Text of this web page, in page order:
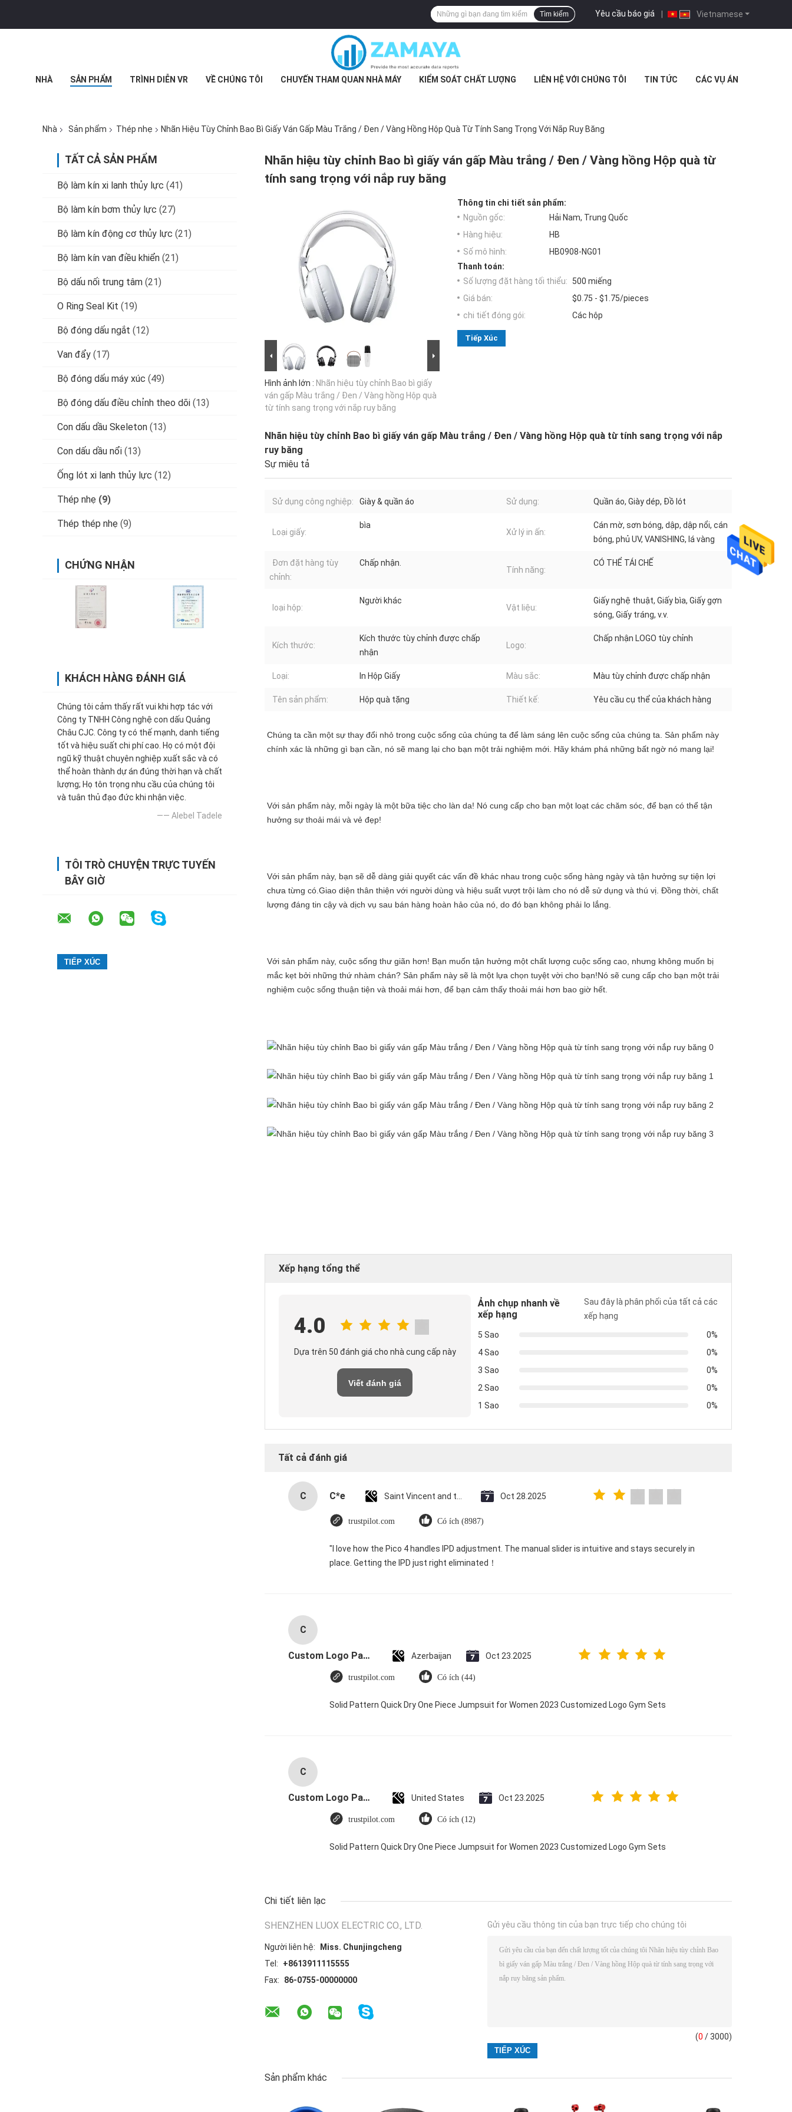
Vietnamese
Yêu cầu báo giá |
Tìm kiếm
NHÀ SẢN PHẨM TRÌNH DIỄN VR VỀ CHÚNG TÔI CHUYẾN THAM QUAN NHÀ MÁY KIỂM SOÁT CHẤT LƯỢNG LIÊN HỆ VỚI CHÚNG TÔI TIN TỨC CÁC VỤ ÁN
Nhà Sản phẩm Thép nhẹ Nhãn Hiệu Tùy Chỉnh Bao Bì Giấy Ván Gấp Màu Trắng / Đen / Vàng Hồng Hộp Quà Từ Tính Sang Trọng Với Nắp Ruy Băng
TẤT CẢ SẢN PHẨM
Bộ làm kín xi lanh thủy lực (41)
Bộ làm kín bơm thủy lực (27)
Bộ làm kín động cơ thủy lực (21)
Bộ làm kín van điều khiển (21)
Bộ dấu nối trung tâm (21)
O Ring Seal Kit (19)
Bộ đóng dấu ngắt (12)
Van đẩy (17)
Bộ đóng dấu máy xúc (49)
Bộ đóng dấu điều chỉnh theo dõi (13)
Con dấu dầu Skeleton (13)
Con dấu dầu nổi (13)
Ống lót xi lanh thủy lực (12)
Thép nhẹ (9)
Thép thép nhẹ (9)
CHỨNG NHẬN
KHÁCH HÀNG ĐÁNH GIÁ
Chúng tôi cảm thấy rất vui khi hợp tác với
Công ty TNHH Công nghệ con dấu Quảng
Châu CJC. Công ty có thế mạnh, danh tiếng
tốt và hiệu suất chi phí cao. Họ có một đội
ngũ kỹ thuật chuyên nghiệp xuất sắc và có
thể hoàn thành dự án đúng thời hạn và chất
lượng; Họ tôn trọng nhu cầu của chúng tôi
và tuân thủ đạo đức khi nhận việc.
—— Alebel Tadele
TÔI TRÒ CHUYỆN TRỰC TUYẾN
BÂY GIỜ
Nhãn hiệu tùy chỉnh Bao bì giấy ván gấp Màu trắng / Đen / Vàng hồng Hộp quà từ
tính sang trọng với nắp ruy băng
Hình ảnh lớn : Nhãn hiệu tùy chỉnh Bao bì giấy
ván gấp Màu trắng / Đen / Vàng hồng Hộp quà
từ tính sang trọng với nắp ruy băng
Thông tin chi tiết sản phẩm:
Nguồn gốc:
Hải Nam, Trung Quốc
Hàng hiệu:
HB
Số mô hình:
HB0908-NG01
Thanh toán:
Số lượng đặt hàng tối thiểu:
500 miếng
Giá bán:
$0.75 - $1.75/pieces
chi tiết đóng gói:
Các hộp
Tiếp Xúc
Nhãn hiệu tùy chỉnh Bao bì giấy ván gấp Màu trắng / Đen / Vàng hồng Hộp quà từ tính sang trọng với nắp
ruy băng
Sự miêu tả
Sử dụng công nghiệp: Giày & quần áo Sử dụng: Quần áo, Giày dép, Đồ lót
Loại giấy:
bìa
Xử lý in ấn:
Cán mờ, sơn bóng, dập, dập nổi, cán
bóng, phủ UV, VANISHING, lá vàng
Đơn đặt hàng tùy
chỉnh:
Chấp nhận.
Tính năng:
CÓ THỂ TÁI CHẾ
loại hộp:
Người khác
Vật liệu:
Giấy nghệ thuật, Giấy bìa, Giấy gợn
sóng, Giấy tráng, v.v.
Kích thước:
Kích thước tùy chỉnh được chấp
nhận
Logo:
Chấp nhận LOGO tùy chỉnh
Loại: In Hộp Giấy Màu sắc: Màu tùy chỉnh được chấp nhận
Tên sản phẩm: Hộp quà tặng Thiết kế: Yêu cầu cụ thể của khách hàng
Chúng ta cần một sự thay đổi nhỏ trong cuộc sống của chúng ta để làm sáng lên cuộc sống của chúng ta. Sản phẩm này
chính xác là những gì bạn cần, nó sẽ mang lại cho bạn một trải nghiệm mới. Hãy khám phá những bất ngờ nó mang lại!
Với sản phẩm này, mỗi ngày là một bữa tiệc cho làn da! Nó cung cấp cho bạn một loạt các chăm sóc, để bạn có thể tận
hưởng sự thoải mái và vẻ đẹp!
Với sản phẩm này, bạn sẽ dễ dàng giải quyết các vấn đề khác nhau trong cuộc sống hàng ngày và tận hưởng sự tiện lợi
chưa từng có.Giao diện thân thiện với người dùng và hiệu suất vượt trội làm cho nó dễ sử dụng và thú vị. Đồng thời, chất
lượng đáng tin cậy và dịch vụ sau bán hàng hoàn hảo của nó, do đó bạn không phải lo lắng.
Với sản phẩm này, cuộc sống thư giãn hơn! Bạn muốn tận hưởng một chất lượng cuộc sống cao, nhưng không muốn bị
mắc kẹt bởi những thứ nhàm chán? Sản phẩm này sẽ là một lựa chọn tuyệt vời cho bạn!Nó sẽ cung cấp cho bạn một trải
nghiệm cuộc sống thuận tiện và thoải mái hơn, để bạn cảm thấy thoải mái hơn bao giờ hết.
Xếp hạng tổng thể
4.0
Dựa trên 50 đánh giá cho nhà cung cấp này
Viết đánh giá
Ảnh chụp nhanh về
xếp hạng
Sau đây là phân phối của tất cả các
xếp hạng
5 Sao
0%
4 Sao
0%
3 Sao
0%
2 Sao
0%
1 Sao
0%
Tất cả đánh giá
C C*e Saint Vincent and the Grenadines Oct 28.2025
trustpilot.com Có ích (8987)
"I love how the Pico 4 handles IPD adjustment. The manual slider is intuitive and stays securely in
place. Getting the IPD just right eliminated！
C
Custom Logo Paper Cardboard Packing Folding White / Black / Rose Gold Luxury Magnetic Gift Box with Ribbon Closure Azerbaijan Oct 23.2025
trustpilot.com Có ích (44)
Solid Pattern Quick Dry One Piece Jumpsuit for Women 2023 Customized Logo Gym Sets
C
Custom Logo Paper Cardboard Packing Folding White / Black / Rose Gold Luxury Magnetic Gift Box with Ribbon Closure United States Oct 23.2025
trustpilot.com Có ích (12)
Solid Pattern Quick Dry One Piece Jumpsuit for Women 2023 Customized Logo Gym Sets
Chi tiết liên lạc
SHENZHEN LUOX ELECTRIC CO., LTD.
Người liên hệ:
Miss. Chunjingcheng
Tel:
+8613911115555
Fax:
86-0755-00000000
Gửi yêu cầu thông tin của bạn trực tiếp cho chúng tôi
(0 / 3000)
Sản phẩm khác